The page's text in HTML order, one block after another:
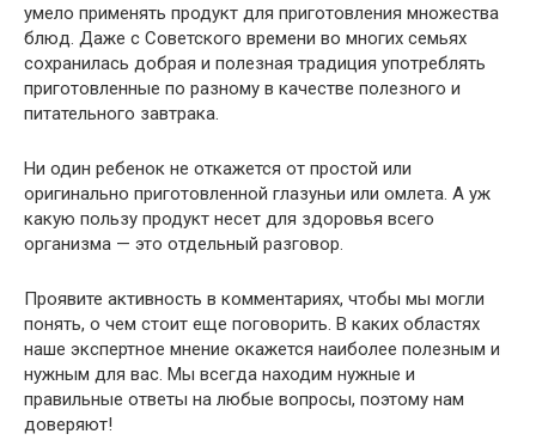
умело применять продукт для приготовления множества
блюд. Даже с Советского времени во многих семьях
сохранилась добрая и полезная традиция употреблять
приготовленные по разному в качестве полезного и
питательного завтрака.
Ни один ребенок не откажется от простой или
оригинально приготовленной глазуньи или омлета. А уж
какую пользу продукт несет для здоровья всего
организма — это отдельный разговор.
Проявите активность в комментариях, чтобы мы могли
понять, о чем стоит еще поговорить. В каких областях
наше экспертное мнение окажется наиболее полезным и
нужным для вас. Мы всегда находим нужные и
правильные ответы на любые вопросы, поэтому нам
доверяют!